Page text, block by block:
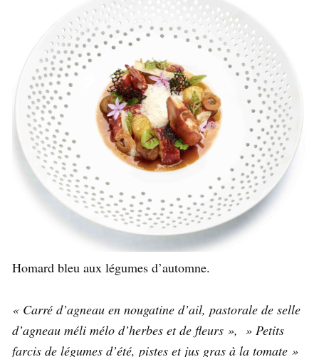
Homard bleu aux légumes d’automne.
« Carré d’agneau en nougatine d’ail, pastorale de selle
d’agneau méli mélo d’herbes et de fleurs », » Petits
farcis de légumes d’été, pistes et jus gras à la tomate »